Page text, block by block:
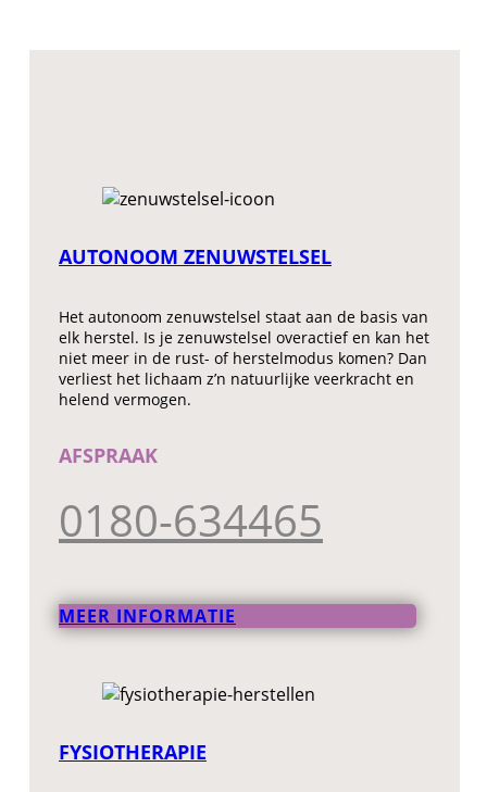
AUTONOOM ZENUWSTELSEL
Het autonoom zenuwstelsel staat aan de basis van
elk herstel. Is je zenuwstelsel overactief en kan het
niet meer in de rust- of herstelmodus komen? Dan
verliest het lichaam z’n natuurlijke veerkracht en
helend vermogen.
AFSPRAAK
0180-634465
MEER INFORMATIE
FYSIOTHERAPIE